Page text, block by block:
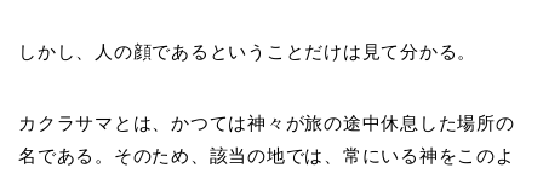
しかし、人の顔であるということだけは見て分かる。
カクラサマとは、かつては神々が旅の途中休息した場所の
名である。そのため、該当の地では、常にいる神をこのよ